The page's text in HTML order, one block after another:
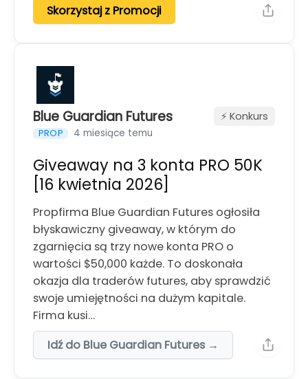
Skorzystaj z Promocji
Blue Guardian Futures
PROP 4 miesiące temu
⚡️ Konkurs
Giveaway na 3 konta PRO 50K
[16 kwietnia 2026]
Propfirma Blue Guardian Futures ogłosiła
błyskawiczny giveaway, w którym do
zgarnięcia są trzy nowe konta PRO o
wartości $50,000 każde. To doskonała
okazja dla traderów futures, aby sprawdzić
swoje umiejętności na dużym kapitale.
Firma kusi…
Idź do Blue Guardian Futures →